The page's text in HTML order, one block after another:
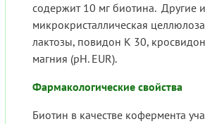
содержит 10 мг биотина. Другие
микрокристаллическая
лактозы, повидон К 30,
магния (pH. EUR).
Фармакологические свойства
Биотин в качестве кофермента